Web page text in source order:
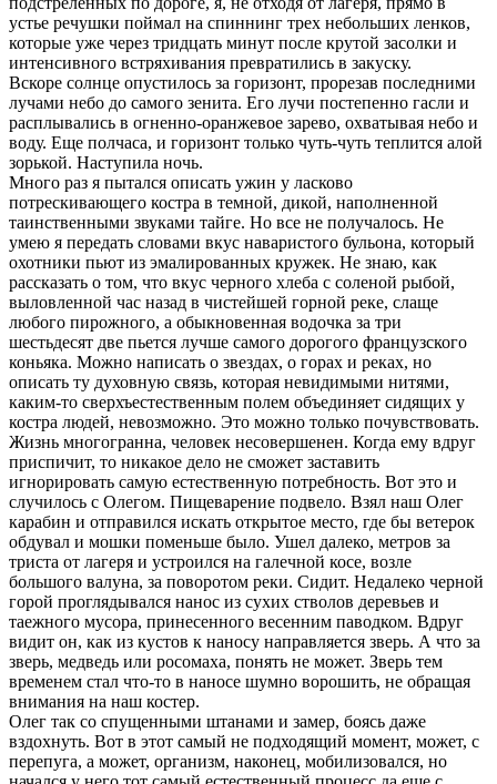
устье речушки поймал на спиннинг трех небольших ленков,
которые уже через тридцать минут после крутой засолки и
интенсивного встряхивания превратились в закуску.
Вскоре солнце опустилось за горизонт, прорезав последними
лучами небо до самого зенита. Его лучи постепенно гасли и
расплывались в огненно-оранжевое зарево, охватывая небо и
воду. Еще полчаса, и горизонт только чуть-чуть теплится алой
зорькой. Наступила ночь.
Много раз я пытался описать ужин у ласково
потрескивающего костра в темной, дикой, наполненной
таинственными звуками тайге. Но все не получалось. Не
умею я передать словами вкус наваристого бульона, который
охотники пьют из эмалированных кружек. Не знаю, как
рассказать о том, что вкус черного хлеба с соленой рыбой,
выловленной час назад в чистейшей горной реке, слаще
любого пирожного, а обыкновенная водочка за три
шестьдесят две пьется лучше самого дорогого французского
коньяка. Можно написать о звездах, о горах и реках, но
описать ту духовную связь, которая невидимыми нитями,
каким-то сверхъестественным полем объединяет сидящих у
костра людей, невозможно. Это можно только почувствовать.
Жизнь многогранна, человек несовершенен. Когда ему вдруг
приспичит, то никакое дело не сможет заставить
игнорировать самую естественную потребность. Вот это и
случилось с Олегом. Пищеварение подвело. Взял наш Олег
карабин и отправился искать открытое место, где бы ветерок
обдувал и мошки поменьше было. Ушел далеко, метров за
триста от лагеря и устроился на галечной косе, возле
большого валуна, за поворотом реки. Сидит. Недалеко черной
горой проглядывался нанос из сухих стволов деревьев и
таежного мусора, принесенного весенним паводком. Вдруг
видит он, как из кустов к наносу направляется зверь. А что за
зверь, медведь или росомаха, понять не может. Зверь тем
временем стал что-то в наносе шумно ворошить, не обращая
внимания на наш костер.
Олег так со спущенными штанами и замер, боясь даже
вздохнуть. Вот в этот самый не подходящий момент, может, с
перепуга, а может, организм, наконец, мобилизовался, но